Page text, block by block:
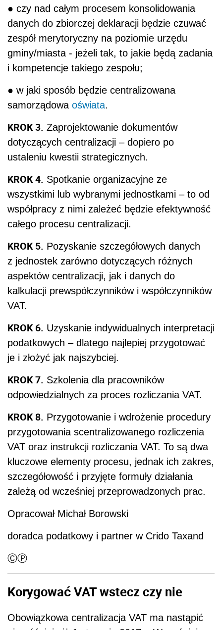
● czy nad całym procesem konsolidowania
danych do zbiorczej deklaracji będzie czuwać
zespół merytoryczny na poziomie urzędu
gminy/miasta - jeżeli tak, to jakie będą zadania
i kompetencje takiego zespołu;
● w jaki sposób będzie centralizowana
samorządowa oświata.
KROK 3. Zaprojektowanie dokumentów
dotyczących centralizacji – dopiero po
ustaleniu kwestii strategicznych.
KROK 4. Spotkanie organizacyjne ze
wszystkimi lub wybranymi jednostkami – to od
współpracy z nimi zależeć będzie efektywność
całego procesu centralizacji.
KROK 5. Pozyskanie szczegółowych danych
z jednostek zarówno dotyczących różnych
aspektów centralizacji, jak i danych do
kalkulacji prewspółczynników i współczynników
VAT.
KROK 6. Uzyskanie indywidualnych interpretacji
podatkowych – dlatego najlepiej przygotować
je i złożyć jak najszybciej.
KROK 7. Szkolenia dla pracowników
odpowiedzialnych za proces rozliczania VAT.
KROK 8. Przygotowanie i wdrożenie procedury
przygotowania scentralizowanego rozliczenia
VAT oraz instrukcji rozliczania VAT. To są dwa
kluczowe elementy procesu, jednak ich zakres,
szczegółowość i przyjęte formuły działania
zależą od wcześniej przeprowadzonych prac.
Opracował Michał Borowski
doradca podatkowy i partner w Crido Taxand
ⒸⓅ
Korygować VAT wstecz czy nie
Obowiązkowa centralizacja VAT ma nastąpić